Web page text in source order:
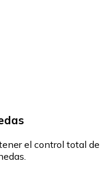
el control total de